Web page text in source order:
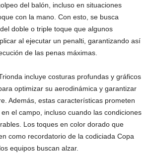
del balón, incluso en situaciones
con la mano. Con esto, se busca
doble o triple toque que algunos
al ejecutar un penalti, garantizando así
de las penas máximas.
incluye costuras profundas y gráficos
optimizar su aerodinámica y garantizar
Además, estas características prometen
el campo, incluso cuando las condiciones
Los toques en color dorado que
como recordatorio de la codiciada Copa
equipos buscan alzar.